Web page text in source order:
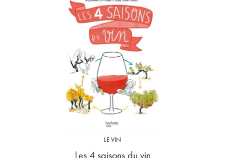
LE VIN
Les 4 saisons du vin